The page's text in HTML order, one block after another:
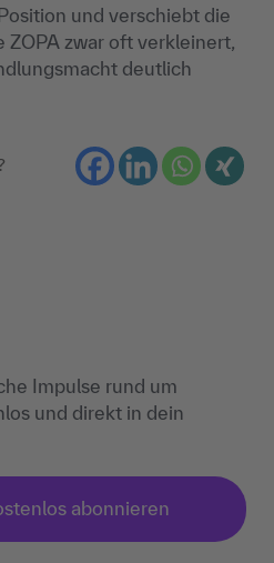
und verschiebt die
ZOPA zwar oft verkleinert,
deutlich
Impulse rund um
und direkt in dein
abonnieren